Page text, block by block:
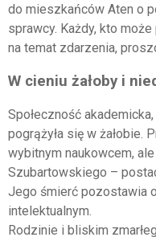
do mieszkańców Aten o
sprawcy. Każdy, kto
na temat zdarzenia,
W cieniu żałoby i
Społeczność
pogrążyła się w żałobie.
wybitnym naukowcem,
Szubartowskiego –
Jego śmierć pozostawia
intelektualnym.
Rodzinie i bliskim